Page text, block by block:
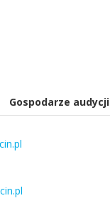
Gospodarze audycji